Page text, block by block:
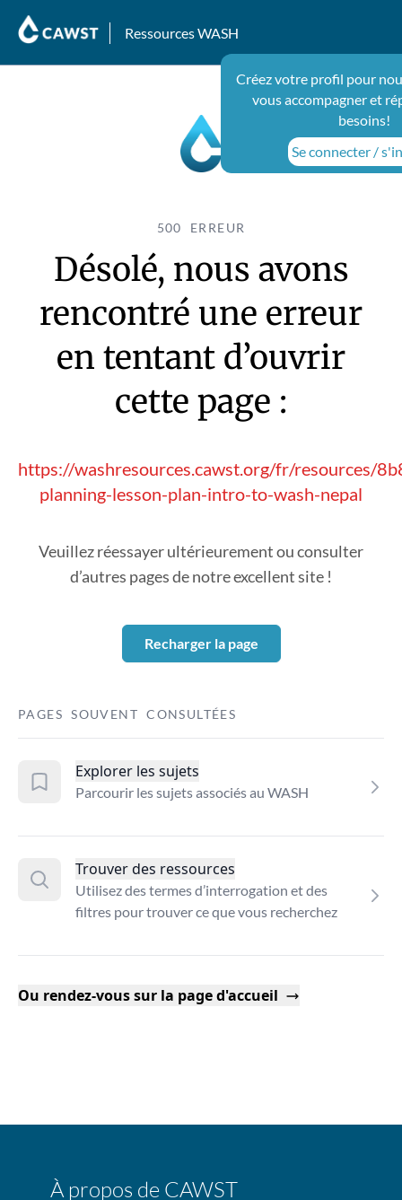
Ressources WASH
Créez votre profil pour
vous accompagner et
besoins!
Se connecter /
500 ERREUR
Désolé, nous avons
rencontré une erreur
en tentant d’ouvrir
cette page :
https://washresources.cawst.org/fr/resources/
planning-lesson-plan-intro-to-wash-nepal
Veuillez réessayer ultérieurement ou consulter
d’autres pages de notre excellent site !
Recharger la page
PAGES SOUVENT CONSULTÉES
Explorer les sujets
Parcourir les sujets associés au WASH
Trouver des ressources
Utilisez des termes d’interrogation et des
filtres pour trouver ce que vous recherchez
Ou rendez-vous sur la page d'accueil
À propos de CAWST